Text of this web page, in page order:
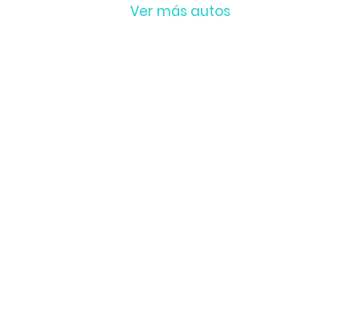
Ver más autos